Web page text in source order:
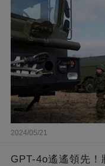
2024/05/21
GPT-4o遙遙領先！